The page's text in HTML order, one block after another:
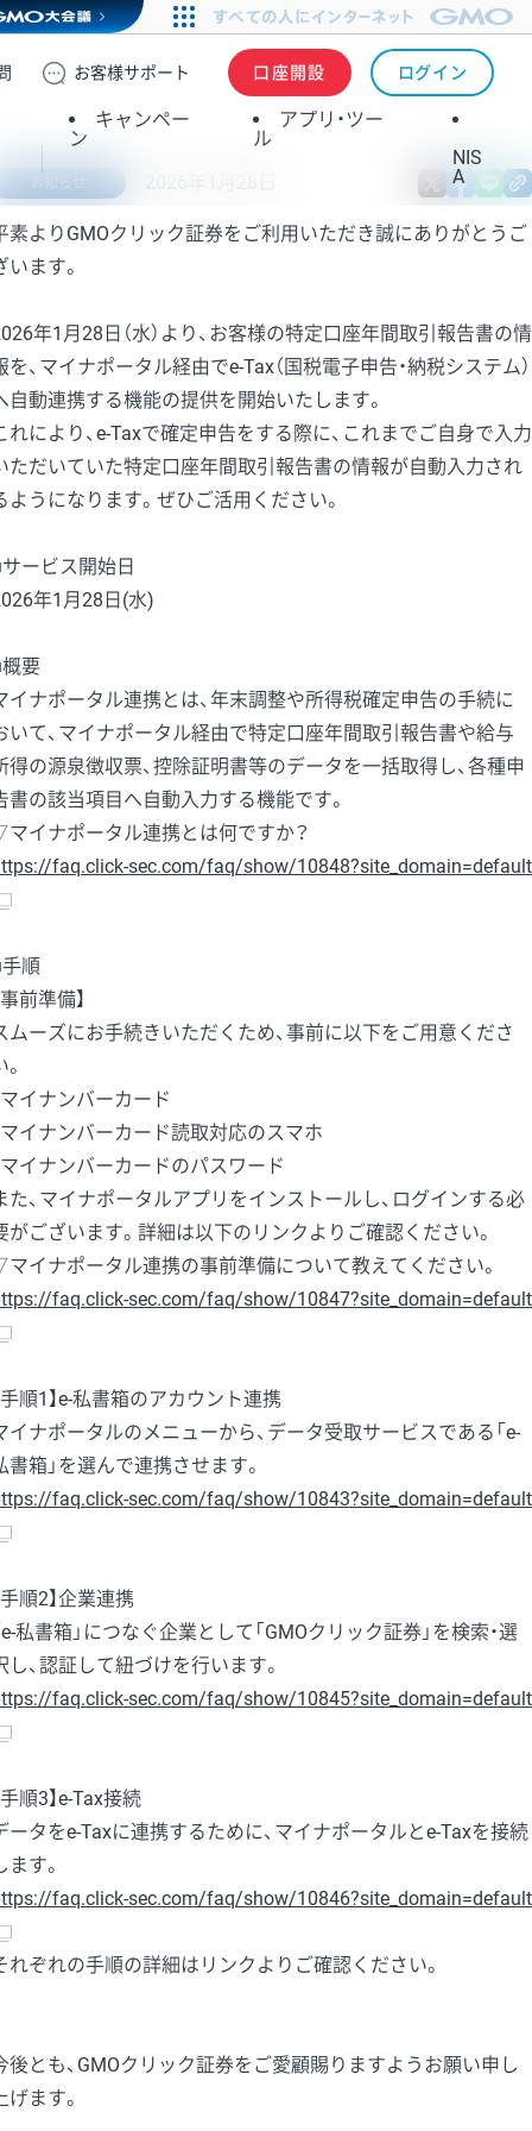
お客様サポート 口座開設 ログイン
キャンペー
ン
アプリ・ツー
ル
NIS
A
X
素よりGMOクリック証券をご利用いただき誠にありがとうご
います。
年1月28日（水）より、お客様の特定口座年間取引報告書の情
を、マイナポータル経由でe-Tax（国税電子申告・納税システム）
自動連携する機能の提供を開始いたします。
れにより、e-Taxで確定申告をする際に、これまでご自身で入力
ただいていた特定口座年間取引報告書の情報が自動入力され
ようになります。ぜひご活用ください。
ービス開始日
年1月28日(水)
要
イナポータル連携とは、年末調整や所得税確定申告の手続に
いて、マイナポータル経由で特定口座年間取引報告書や給与
得の源泉徴収票、控除証明書等のデータを一括取得し、各種申
書の該当項目へ自動入力する機能です。
イナポータル連携とは何ですか？
faq.click-sec.com/faq/show/10848?site_domain=default
順
事前準備】
ムーズにお手続きいただくため、事前に以下をご用意くださ
マイナンバーカード
マイナンバーカード読取対応のスマホ
マイナンバーカードのパスワード
た、マイナポータルアプリをインストールし、ログインする必
がございます。詳細は以下のリンクよりご確認ください。
イナポータル連携の事前準備について教えてください。
faq.click-sec.com/faq/show/10847?site_domain=default
手順1】e-私書箱のアカウント連携
イナポータルのメニューから、データ受取サービスである「e-
書箱」を選んで連携させます。
faq.click-sec.com/faq/show/10843?site_domain=default
手順2】企業連携
e-私書箱」につなぐ企業として「GMOクリック証券」を検索・選
し、認証して紐づけを行います。
faq.click-sec.com/faq/show/10845?site_domain=default
手順3】e-Tax接続
ータをe-Taxに連携するために、マイナポータルとe-Taxを接続
ます。
faq.click-sec.com/faq/show/10846?site_domain=default
れぞれの手順の詳細はリンクよりご確認ください。
後とも、GMOクリック証券をご愛顧賜りますようお願い申し
げます。